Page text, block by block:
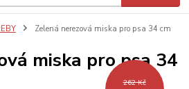
Zelená nerezová miska pro psa 34 cm
miska pro psa 34
262 Kč